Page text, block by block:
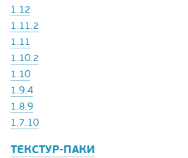
1.12
1.11.2
1.11
1.10.2
1.10
1.9.4
1.8.9
1.7.10
ТЕКСТУР-ПАКИ